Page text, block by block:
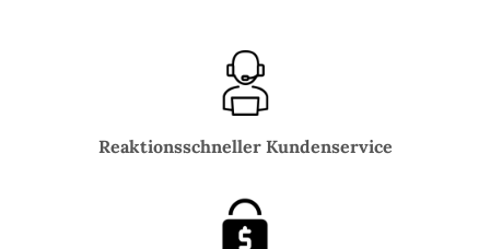
Reaktionsschneller Kundenservice